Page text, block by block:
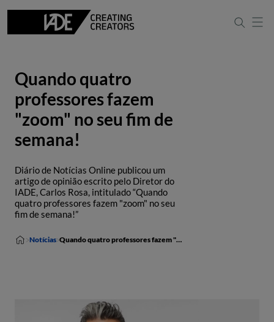
Quando quatro
professores fazem
"zoom" no seu fim de
semana!
Diário de Notícias Online publicou um
artigo de opinião escrito pelo Diretor do
IADE, Carlos Rosa, intitulado “Quando
quatro professores fazem "zoom" no seu
fim de semana!”
Notícias Quando quatro professores fazem "zoom" no seu fim de semana!